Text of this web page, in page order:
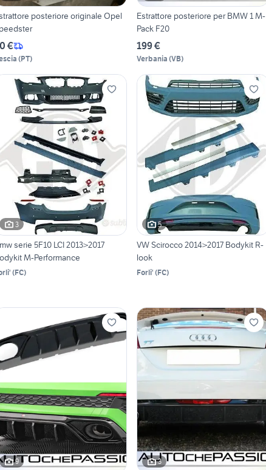
posteriore originale Opel
€
(PT)
Estrattore posteriore per BMW 1 M-
Pack F20
199 €
Verbania (VB)
3
serie 5F10 LCI 2013>2017
M-Performance
(FC)
5
VW Scirocco 2014>2017 Bodykit R-
look
Forli' (FC)
9 3